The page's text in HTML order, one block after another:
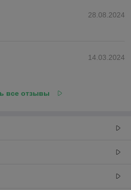
28.08.2024
14.03.2024
все отзывы